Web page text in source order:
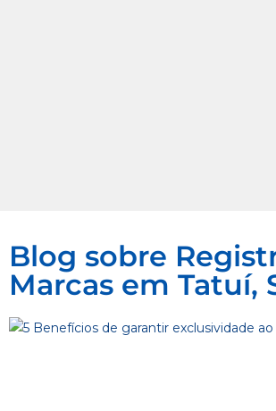
Blog sobre
Marcas em Tatuí,